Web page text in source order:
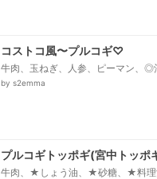
コストコ風〜プルコギ♡
牛肉、玉ねぎ、人参、ピーマン、
油、◎鶏ガラ、◎ごま油、◎ニンニ
by s2emma
プルコギトッポギ(宮中トッポ
牛肉、★しょう油、★砂糖、★料理